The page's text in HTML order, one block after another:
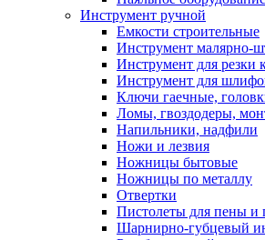
Инструмент ручной
Емкости строительные
Инструмент малярно-
Инструмент для резки
Инструмент для
Ключи гаечные,
Ломы, гвоздодеры,
Напильники, надфили
Ножи и лезвия
Ножницы бытовые
Ножницы по металлу
Отвертки
Пистолеты для пены и
Шарнирно-губцевый